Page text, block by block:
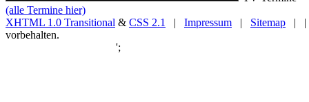
(alle Termine hier)
XHTML 1.0 Transitional & CSS 2.1 | Impressum | Sitemap | |
vorbehalten.
';